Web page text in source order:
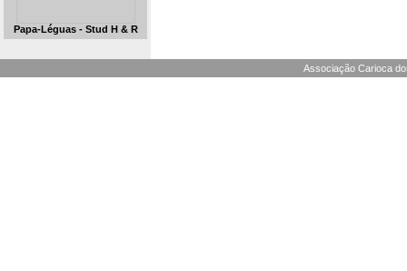
Papa-Léguas - Stud H & R
Associação Carioca